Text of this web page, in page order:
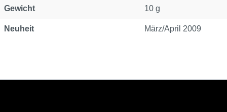
Gewicht 10 g
Neuheit März/April 2009